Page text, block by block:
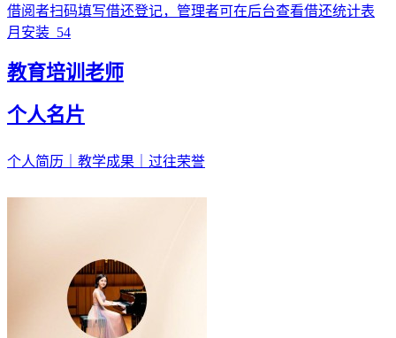
借阅者扫码填写借还登记，管理者可在后台查看借还统计表
月安装 54
教育培训老师
个人名片
个人简历｜教学成果｜过往荣誉